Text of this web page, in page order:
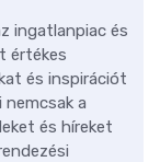
ingatlanpiac és
értékes
és inspirációt
nemcsak a
és híreket